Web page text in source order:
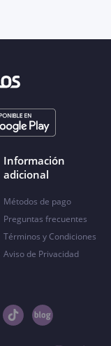
Información
adicional
Métodos de pago
Preguntas frecuentes
Términos y Condiciones
Aviso de Privacidad